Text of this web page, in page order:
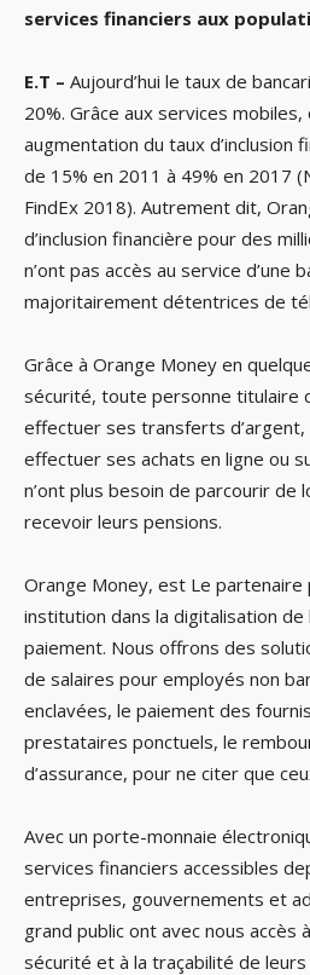
services financiers aux
E.T – Aujourd’hui le taux de
20%. Grâce aux services
augmentation du taux d’inclusion
de 15% en 2011 à 49% en 2017
FindEx 2018). Autrement dit,
d’inclusion financière pour des
n’ont pas accès au service d’une
majoritairement détentrices de
Grâce à Orange Money en
sécurité, toute personne titulaire
effectuer ses transferts
effectuer ses achats en ligne ou
n’ont plus besoin de parcourir de
recevoir leurs pensions.
Orange Money, est Le
institution dans la digitalisation de
paiement. Nous offrons des
de salaires pour employés non
enclavées, le paiement des
prestataires ponctuels, le
d’assurance, pour ne citer que
Avec un porte-monnaie
services financiers accessibles
entreprises, gouvernements et
grand public ont avec nous accès
sécurité et à la traçabilité de